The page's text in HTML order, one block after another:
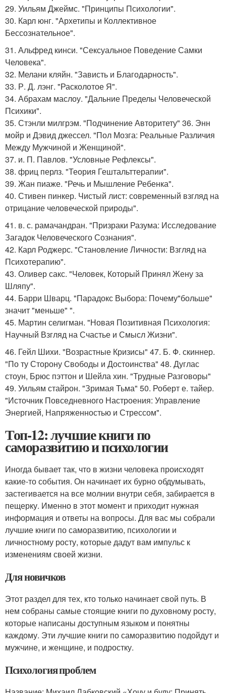
29. Уильям Джеймс. "Принципы Психологии".
30. Карл юнг. "Архетипы и Коллективное
Бессознательное".
31. Альфред кинси. "Сексуальное Поведение Самки
Человека".
32. Мелани кляйн. "Зависть и Благодарность".
33. Р. Д. лэнг. "Расколотое Я".
34. Абрахам маслоу. "Дальние Пределы Человеческой
Психики".
35. Стэнли милгрэм. "Подчинение Авторитету" 36. Энн
мойр и Дэвид джессел. "Пол Мозга: Реальные Различия
Между Мужчиной и Женщиной".
37. и. П. Павлов. "Условные Рефлексы".
38. фриц перлз. "Теория Гештальттерапии".
39. Жан пиаже. "Речь и Мышление Ребенка".
40. Стивен пинкер. Чистый лист: современный взгляд на
отрицание человеческой природы".
41. в. с. рамачандран. "Призраки Разума: Исследование
Загадок Человеческого Сознания".
42. Карл Роджерс. "Становление Личности: Взгляд на
Психотерапию".
43. Оливер сакс. "Человек, Который Принял Жену за
Шляпу".
44. Барри Шварц. "Парадокс Выбора: Почему"больше"
значит "меньше" ".
45. Мартин селигман. "Новая Позитивная Психология:
Научный Взгляд на Счастье и Смысл Жизни".
46. Гейл Шихи. "Возрастные Кризисы" 47. Б. Ф. скиннер.
"По ту Сторону Свободы и Достоинства" 48. Дуглас
стоун, Брюс пэттон и Шейла хин. "Трудные Разговоры"
49. Уильям стайрон. "Зримая Тьма" 50. Роберт е. тайер.
"Источник Повседневного Настроения: Управление
Энергией, Напряженностью и Стрессом".
Топ-12: лучшие книги по
саморазвитию и психологии
Иногда бывает так, что в жизни человека происходят
какие-то события. Он начинает их бурно обдумывать,
застегивается на все молнии внутри себя, забирается в
пещерку. Именно в этот момент и приходит нужная
информация и ответы на вопросы. Для вас мы собрали
лучшие книги по саморазвитию, психологии и
личностному росту, которые дадут вам импульс к
изменениям своей жизни.
Для новичков
Этот раздел для тех, кто только начинает свой путь. В
нем собраны самые стоящие книги по духовному росту,
которые написаны доступным языком и понятны
каждому. Эти лучшие книги по саморазвитию подойдут и
мужчине, и женщине, и подростку.
Психология проблем